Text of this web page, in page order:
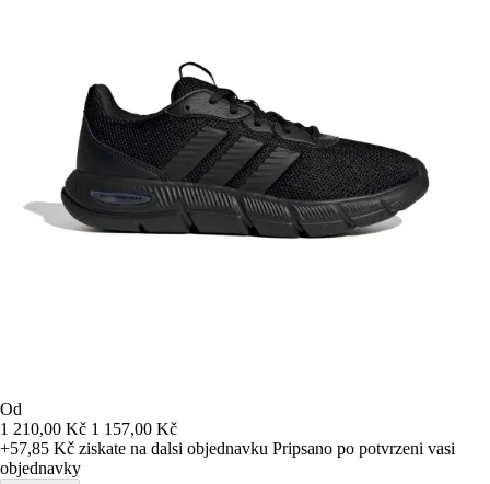
Od
1 210,00 Kč 1 157,00 Kč
+57,85 Kč ziskate na dalsi objednavku Pripsano po potvrzeni vasi
objednavky